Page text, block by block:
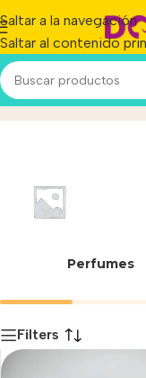
Saltar a la navegación
Saltar al contenido
Buzo Otto
Perfumes
Filters